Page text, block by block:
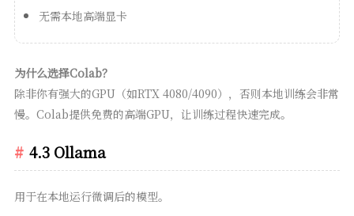
无需本地高端显卡
为什么选择Colab？
除非你有强大的GPU（如RTX 4080/4090），否则本地训练会非常
慢。Colab提供免费的高端GPU，让训练过程快速完成。
4.3 Ollama
用于在本地运行微调后的模型。